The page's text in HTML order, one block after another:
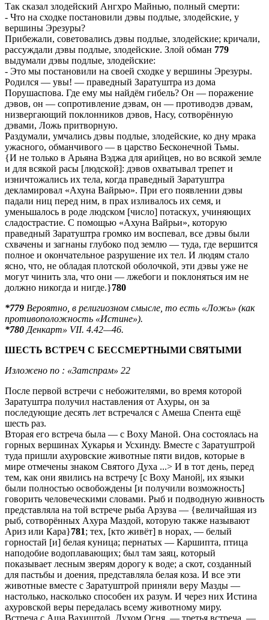
Так сказал злодейский Ангхро Майнью, полный смерти:
- Что на сходке постановили дэвы подлые, злодейские, у
вершины Эрезуры?
Прибежали, советовались дэвы подлые, злодейские; кричали,
рассуждали дэвы подлые, злодейские. Злой обман 779
выдумали дэвы подлые, злодейские:
- Это мы постановили на своей сходке у вершины Эрезуры.
Родился — увы! — праведный Заратуштра из дома
Порушаспова. Где ему мы найдём гибель? Он — поражение
дэвов, он — сопротивление дэвам, он — противодэв дэвам,
низвергающий поклонников дэвов, Насу, сотворённую
дэвами, Ложь притворную.
Раздумали, умчались дэвы подлые, злодейские, ко дну мрака
ужасного, обманчивого — в царство Бесконечной Тьмы.
{И не только в Арьяна Вэджа для арийцев, но во всякой земле
и для всякой расы [людской]: дэвов охватывал трепет и
изничтожались их тела, когда праведный Заратуштра
декламировал «Ахуна Вайрью». При его появлении дэвы
падали ниц перед ним, в прах изливалось их семя, и
уменьшалось в роде людском [число] потаскух, учиняющих
сладострастие. С помощью «Ахуна Вайрьи», которую
праведный Заратуштра громко им воспевал, все дэвы были
схвачены и загнаны глубоко под землю — туда, где вершится
полное и окончательное разрушение их тел. И людям стало
ясно, что, не обладая плотской оболочкой, эти дэвы уже не
могут чинить зла, что они — лжебоги и поклоняться им не
должно никогда и нигде.}780
*779 Вероятно, в религиозном смысле, то есть «Ложь» (как
противоположность «Истине»).
*780 Денкарт» VII. 4.42—46.
ШЕСТЬ ВСТРЕЧ С БЕССМЕРТНЫМИ СВЯТЫМИ
Изложено по : «3aтспрам» 22
После первой встречи с небожителями, во время которой
Заратуштра получил наставления от Ахуры, он за
последующие десять лет встречался с Амеша Спента ещё
шесть раз.
Вторая его встреча была — с Boxy Маной. Она состоялась на
горных вершинах Хукарья и Усхинду. Вместе с Заратуштрой
туда пришли ахуровские животные пяти видов, которые в
мире отмечены знаком Святого Духа ...> И в тот день, перед
тем, как они явились на встречу [с Воху Маной|, их языки
были полностью освобождены [и получили возможность]
говорить человеческими словами. Рыб и подводную живность
представляла на той встрече рыба Арзува — {величайшая из
рыб, сотворённых Ахура Маздой, которую также называют
Apиз или Кара}781; тех, [кто живёт] в норах, — белый
горностай [и] белая куница; пернатых — Каршипта, птица
наподобие водоплавающих; был там заяц, который
показывает лесным зверям дорогу к воде; а скот, созданный
для пастьбы и доения, представляла белая коза. И все эти
животные вместе с Заратуштрой приняли веру Мазды —
настолько, насколько способен их разум. И через них Истина
ахуровской веры передалась всему животному миру.
Встреча с Аша Вахиштой, Духом Огня, — третья встреча, —